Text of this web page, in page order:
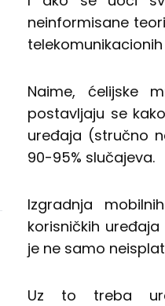
neinformisane
Naime, ćelijske
postavljaju se
uređaja (stručno
90-95% slučajeva.
Izgradnja
korisničkih
je ne samo
Uz to treba